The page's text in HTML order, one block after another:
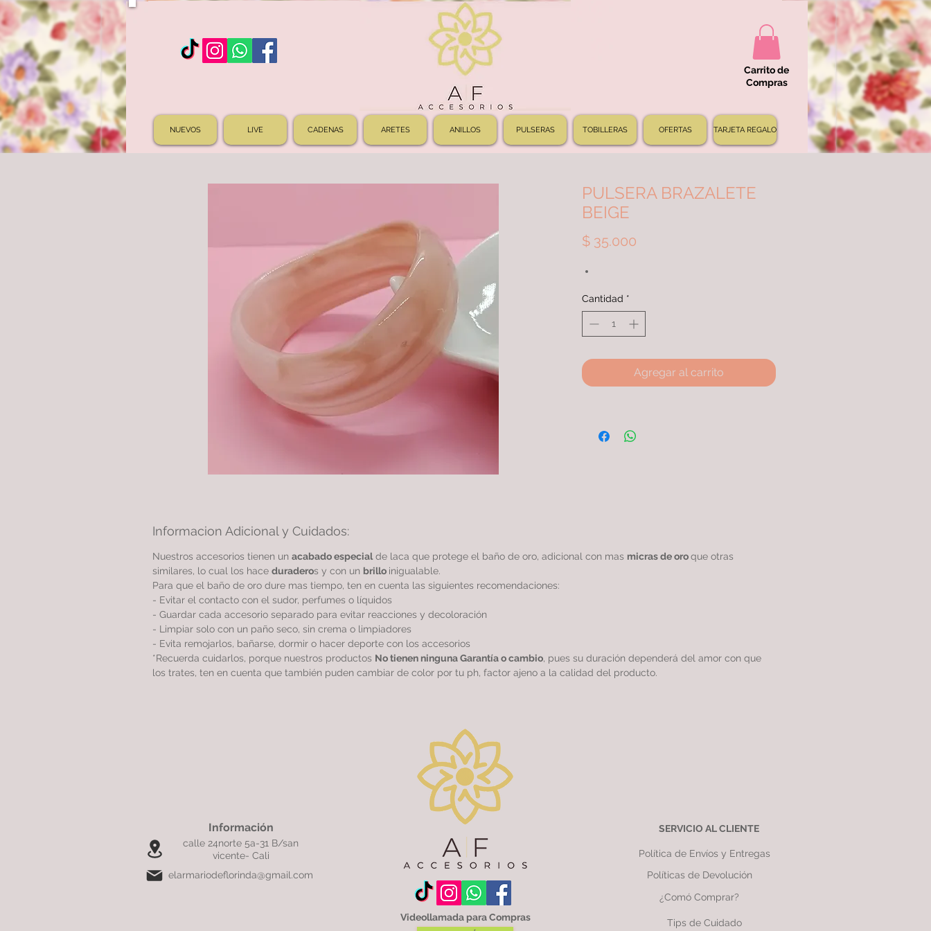
Carrito de
Compras
NUEVOS LIVE CADENAS ARETES ANILLOS PULSERAS TOBILLERAS OFERTAS TARJETA REGALO
PULSERA BRAZALETE
BEIGE
$ 35.000Precio
Cantidad *
Agregar al carrito
Informacion Adicional y Cuidados:
Nuestros accesorios tienen un acabado especialde laca que protege el baño de oro, adicional con mas micras de oroque otras
similares, lo cual los hace duraderos y con un brillo inigualable.
Para que el baño de oro dure mas tiempo, ten en cuenta las siguientes recomendaciones:
- Evitar el contacto con el sudor, perfumes o líquidos
- Guardar cada accesorio separado para evitar reacciones y decoloración
- Limpiar solo con un paño seco, sin crema o limpiadores
- Evita remojarlos, bañarse, dormir o hacer deporte con los accesorios
*Recuerda cuidarlos, porque nuestros productos No tienen ninguna Garantía o cambio, pues su duración dependerá del amor con que
los trates, ten en cuenta que también puden cambiar de color por tu ph, factor ajeno a la calidad del producto.
Información
calle 24norte 5a-31 B/san
vicente- Cali
elarmariodeflorinda@gmail.com
Videollamada para Compras
SERVICIO AL CLIENTE
Política de Envíos y Entregas
Políticas de Devolución
¿Comó Comprar?
Tips de Cuidado